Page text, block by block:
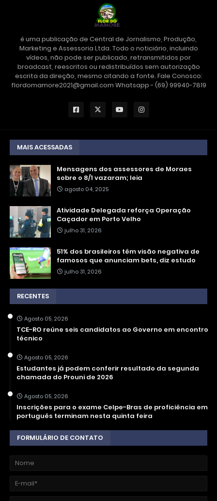
é uma publicação de Central de Jornalismo, Produção,
Marketing e Assessoria Ltda. Todo o noticiário, incluindo
vídeos, não pode ser publicado, retransmitidos por
broadcast, reescritos ou redistribuídos sem autorização
escrita da direção, mesmo citando a fonte. Fale Conosco:
flordomamore2021@gmail.com Whatsapp - (69) 99940-7819
MAIS ACESSADAS
Mensagens dos assessores de Moraes
sobre o 8/1 vazaram; leia
agosto 04, 2025
Atividade Delegada reforça Operação
Caçador em Porto Velho
julho 31, 2026
51% dos brasileiros têm visão negativa de
famosos que anunciam bets, diz estudo
julho 31, 2026
RECENTES
Agosto 05, 2026
TCE-RO reúne seis candidatos ao Governo em encontro
técnico
Agosto 05, 2026
Estudantes já podem conferir resultado da segunda
chamada do Prouni de 2026
Agosto 05, 2026
Inscrições para o exame Celpe-Bras de proficiência em
português terminam nesta quinta feira
FORMULÁRIO DE CONTATO